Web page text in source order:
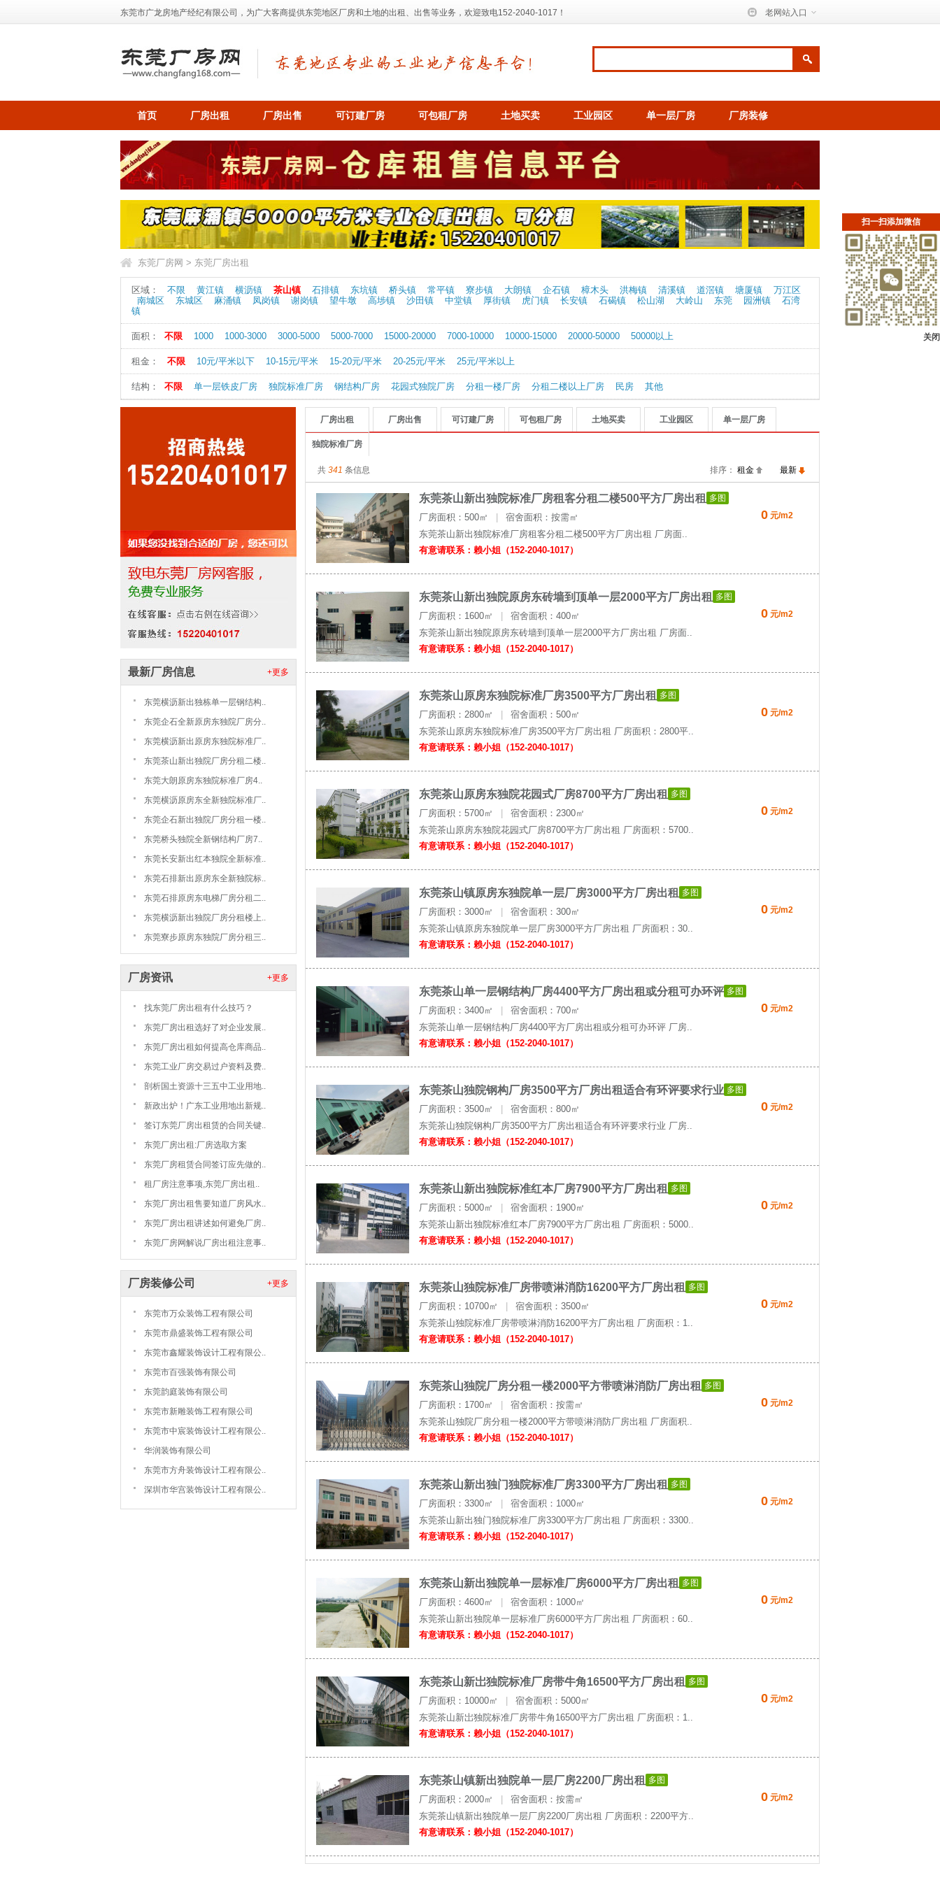
老网站入口
东莞市广龙房地产经纪有限公司，为广大客商提供东莞地区厂房和土地的出租、出售等业务，欢迎致电152-2040-1017！
首页 厂房出租 厂房出售 可订建厂房 可包租厂房 土地买卖 工业园区 单一层厂房 厂房装修
东莞厂房网 > 东莞厂房出租
区域： 不限 黄江镇 横沥镇 茶山镇 石排镇 东坑镇 桥头镇 常平镇 寮步镇 大朗镇 企石镇 樟木头 洪梅镇 清溪镇 道滘镇 塘厦镇
万江区
南城区
东城区 麻涌镇 凤岗镇 谢岗镇 望牛墩 高埗镇 沙田镇 中堂镇 厚街镇 虎门镇 长安镇 石碣镇 松山湖 大岭山 东莞 园洲镇
石湾
镇
面积： 不限 1000 1000-3000 3000-5000 5000-7000 15000-20000 7000-10000 10000-15000 20000-50000 50000以上
租金： 不限 10元/平米以下 10-15元/平米 15-20元/平米 20-25元/平米 25元/平米以上
结构： 不限 单一层铁皮厂房 独院标准厂房 钢结构厂房 花园式独院厂房 分租一楼厂房 分租二楼以上厂房 民房 其他
+更多
最新厂房信息
东莞横沥新出独栋单一层钢结构..
东莞企石全新原房东独院厂房分..
东莞横沥新出原房东独院标准厂..
东莞茶山新出独院厂房分租二楼..
东莞大朗原房东独院标准厂房4..
东莞横沥原房东全新独院标准厂..
东莞企石新出独院厂房分租一楼..
东莞桥头独院全新钢结构厂房7..
东莞长安新出红本独院全新标准..
东莞石排新出原房东全新独院标..
东莞石排原房东电梯厂房分租二..
东莞横沥新出独院厂房分租楼上..
东莞寮步原房东独院厂房分租三..
+更多
厂房资讯
找东莞厂房出租有什么技巧？
东莞厂房出租选好了对企业发展..
东莞厂房出租如何提高仓库商品..
东莞工业厂房交易过户资料及费..
剖析国土资源十三五中工业用地..
新政出炉！广东工业用地出新规..
签订东莞厂房出租赁的合同关键..
东莞厂房出租:厂房选取方案
东莞厂房租赁合同签订应先做的..
租厂房注意事项,东莞厂房出租..
东莞厂房出租售要知道厂房风水..
东莞厂房出租讲述如何避免厂房..
东莞厂房网解说厂房出租注意事..
+更多
厂房装修公司
东莞市万众装饰工程有限公司
东莞市鼎盛装饰工程有限公司
东莞市鑫耀装饰设计工程有限公..
东莞市百强装饰有限公司
东莞韵庭装饰有限公司
东莞市新雕装饰工程有限公司
东莞市中宸装饰设计工程有限公..
华润装饰有限公司
东莞市方舟装饰设计工程有限公..
深圳市华宫装饰设计工程有限公..
厂房出租 厂房出售 可订建厂房 可包租厂房 土地买卖 工业园区 单一层厂房
独院标准厂房
共 341 条信息 排序： 租金 最新
东莞茶山新出独院标准厂房租客分租二楼500平方厂房出租 多图
厂房面积：500㎡
宿舍面积：按需㎡
东莞茶山新出独院标准厂房租客分租二楼500平方厂房出租 厂房面..
有意请联系：赖小姐（152-2040-1017）
0 元/m2
东莞茶山新出独院原房东砖墙到顶单一层2000平方厂房出租 多图
厂房面积：1600㎡
宿舍面积：400㎡
东莞茶山新出独院原房东砖墙到顶单一层2000平方厂房出租 厂房面..
有意请联系：赖小姐（152-2040-1017）
0 元/m2
东莞茶山原房东独院标准厂房3500平方厂房出租 多图
厂房面积：2800㎡
宿舍面积：500㎡
东莞茶山原房东独院标准厂房3500平方厂房出租 厂房面积：2800平..
有意请联系：赖小姐（152-2040-1017）
0 元/m2
东莞茶山原房东独院花园式厂房8700平方厂房出租 多图
厂房面积：5700㎡
宿舍面积：2300㎡
东莞茶山原房东独院花园式厂房8700平方厂房出租 厂房面积：5700..
有意请联系：赖小姐（152-2040-1017）
0 元/m2
东莞茶山镇原房东独院单一层厂房3000平方厂房出租 多图
厂房面积：3000㎡
宿舍面积：300㎡
东莞茶山镇原房东独院单一层厂房3000平方厂房出租 厂房面积：30..
有意请联系：赖小姐（152-2040-1017）
0 元/m2
东莞茶山单一层钢结构厂房4400平方厂房出租或分租可办环评 多图
厂房面积：3400㎡
宿舍面积：700㎡
东莞茶山单一层钢结构厂房4400平方厂房出租或分租可办环评 厂房..
有意请联系：赖小姐（152-2040-1017）
0 元/m2
东莞茶山独院钢构厂房3500平方厂房出租适合有环评要求行业 多图
厂房面积：3500㎡
宿舍面积：800㎡
东莞茶山独院钢构厂房3500平方厂房出租适合有环评要求行业 厂房..
有意请联系：赖小姐（152-2040-1017）
0 元/m2
东莞茶山新出独院标准红本厂房7900平方厂房出租 多图
厂房面积：5000㎡
宿舍面积：1900㎡
东莞茶山新出独院标准红本厂房7900平方厂房出租 厂房面积：5000..
有意请联系：赖小姐（152-2040-1017）
0 元/m2
东莞茶山独院标准厂房带喷淋消防16200平方厂房出租 多图
厂房面积：10700㎡
宿舍面积：3500㎡
东莞茶山独院标准厂房带喷淋消防16200平方厂房出租 厂房面积：1..
有意请联系：赖小姐（152-2040-1017）
0 元/m2
东莞茶山独院厂房分租一楼2000平方带喷淋消防厂房出租 多图
厂房面积：1700㎡
宿舍面积：按需㎡
东莞茶山独院厂房分租一楼2000平方带喷淋消防厂房出租 厂房面积..
有意请联系：赖小姐（152-2040-1017）
0 元/m2
东莞茶山新出独门独院标准厂房3300平方厂房出租 多图
厂房面积：3300㎡
宿舍面积：1000㎡
东莞茶山新出独门独院标准厂房3300平方厂房出租 厂房面积：3300..
有意请联系：赖小姐（152-2040-1017）
0 元/m2
东莞茶山新出独院单一层标准厂房6000平方厂房出租 多图
厂房面积：4600㎡
宿舍面积：1000㎡
东莞茶山新出独院单一层标准厂房6000平方厂房出租 厂房面积：60..
有意请联系：赖小姐（152-2040-1017）
0 元/m2
东莞茶山新岀独院标准厂房带牛角16500平方厂房出租 多图
厂房面积：10000㎡
宿舍面积：5000㎡
东莞茶山新岀独院标准厂房带牛角16500平方厂房出租 厂房面积：1..
有意请联系：赖小姐（152-2040-1017）
0 元/m2
东莞茶山镇新出独院单一层厂房2200厂房出租 多图
厂房面积：2000㎡
宿舍面积：按需㎡
东莞茶山镇新出独院单一层厂房2200厂房出租 厂房面积：2200平方..
有意请联系：赖小姐（152-2040-1017）
0 元/m2
扫一扫添加微信
关闭